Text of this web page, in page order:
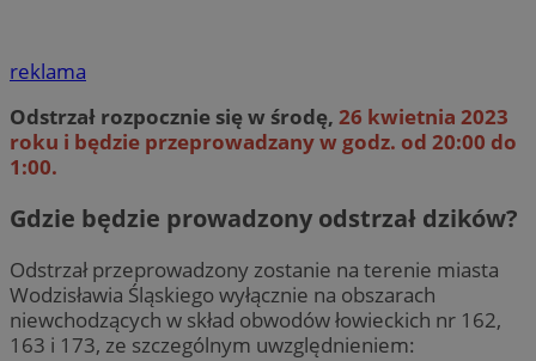
reklama
Odstrzał rozpocznie się w środę, 26 kwietnia 2023
roku i będzie przeprowadzany w godz. od 20:00 do
1:00.
Gdzie będzie prowadzony odstrzał dzików?
Odstrzał przeprowadzony zostanie na terenie miasta
Wodzisławia Śląskiego wyłącznie na obszarach
niewchodzących w skład obwodów łowieckich nr 162,
163 i 173, ze szczególnym uwzględnieniem: